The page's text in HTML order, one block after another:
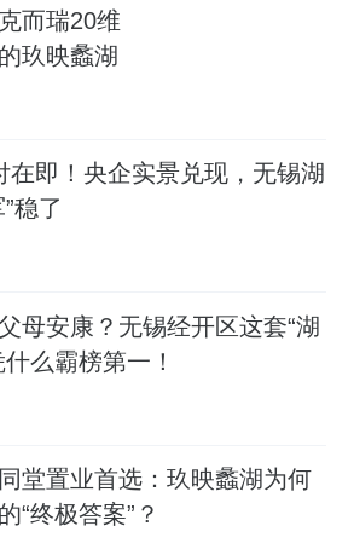
而瑞20维
玖映蠡湖
在即！央企实景兑现，无锡湖
稳了
母安康？无锡经开区这套“湖
么霸榜第一！
堂置业首选：玖映蠡湖为何
“终极答案”？